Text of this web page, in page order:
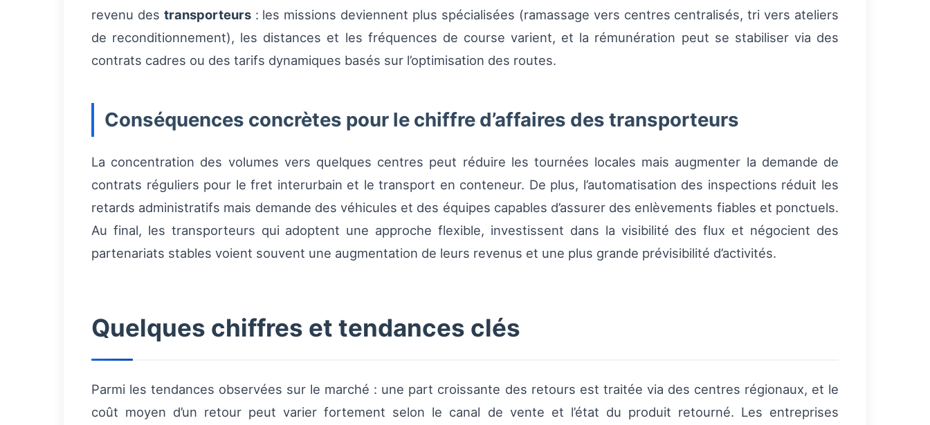
revenu des transporteurs: les missions deviennent plus spécialisées (ramassage vers centres centralisés, tri vers ateliers
de reconditionnement), les distances et les fréquences de course varient, et la rémunération peut se stabiliser via des
contrats cadres ou des tarifs dynamiques basés sur l’optimisation des routes.
Conséquences concrètes pour le chiffre d’affaires des transporteurs
La concentration des volumes vers quelques centres peut réduire les tournées locales mais augmenter la demande de
contrats réguliers pour le fret interurbain et le transport en conteneur. De plus, l’automatisation des inspections réduit les
retards administratifs mais demande des véhicules et des équipes capables d’assurer des enlèvements fiables et ponctuels.
Au final, les transporteurs qui adoptent une approche flexible, investissent dans la visibilité des flux et négocient des
partenariats stables voient souvent une augmentation de leurs revenus et une plus grande prévisibilité d’activités.
Quelques chiffres et tendances clés
Parmi les tendances observées sur le marché : une part croissante des retours est traitée via des centres régionaux, et le
coût moyen d’un retour peut varier fortement selon le canal de vente et l’état du produit retourné. Les entreprises